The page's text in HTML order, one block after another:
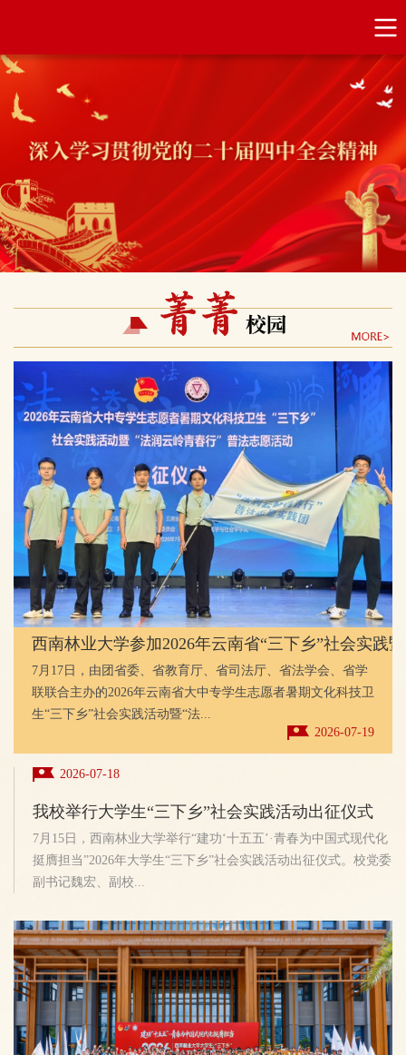
西南林业大学参加2026年云南省“三下乡”社会实践
7月17日，由团省委、省教育厅、省司法厅、省法学会、省学
联联合主办的2026年云南省大中专学生志愿者暑期文化科技卫
生“三下乡”社会实践活动暨“法...
2026-07-19
2026-07-18
我校举行大学生“三下乡”社会实践活动出征仪式
7月15日，西南林业大学举行“建功‘十五五’·青春为中国式现代化
挺膺担当”2026年大学生“三下乡”社会实践活动出征仪式。校党委
副书记魏宏、副校...